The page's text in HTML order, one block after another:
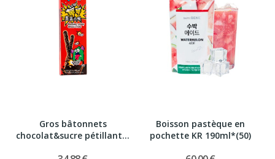
Gros bâtonnets
chocolat&sucre pétillant...
Boisson pastèque en
pochette KR 190ml*(50)